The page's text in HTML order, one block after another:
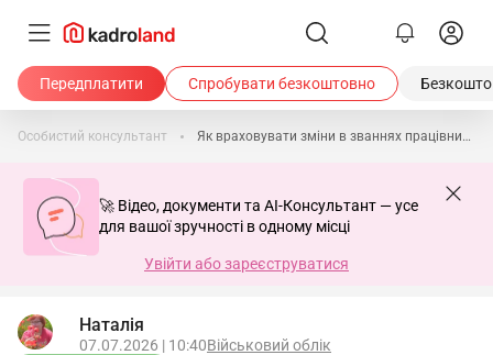
Передплатити Спробувати безкоштовно
Особистий консультант Як враховувати зміни в званнях працівника при обліку
🚀 Відео, документи та AI-Консультант — усе
для вашої зручності в одному місці
Увійти або зареєструватися
Наталія
07.07.2026 | 10:40Військовий облік